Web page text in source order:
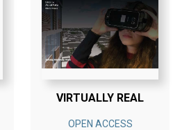
VIRTUALLY REAL
OPEN ACCESS